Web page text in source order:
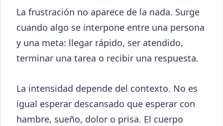
La frustración no aparece de la nada. Surge
cuando algo se interpone entre una persona
y una meta: llegar rápido, ser atendido,
terminar una tarea o recibir una respuesta.
La intensidad depende del contexto. No es
igual esperar descansado que esperar con
hambre, sueño, dolor o prisa. El cuerpo